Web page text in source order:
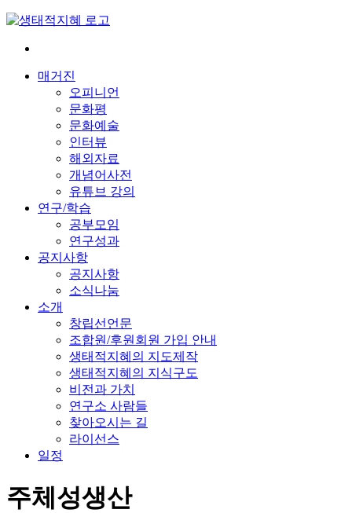
Skip
content
매거진
오피니언
문화평
문화예술
인터뷰
해외자료
개념어사전
유튜브 강의
연구/학습
공부모임
연구성과
공지사항
공지사항
소식나눔
소개
창립선언문
조합원/후원회원 가입 안내
생태적지혜의 지도제작
생태적지혜의 지식구도
비전과 가치
연구소 사람들
찾아오시는 길
라이선스
일정
주체성생산